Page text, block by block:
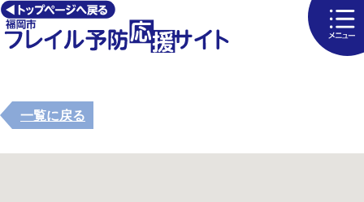
一覧に戻る